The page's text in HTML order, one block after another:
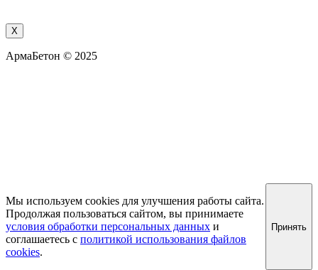
X
АрмаБетон © 2025
Мы используем cookies для улучшения работы сайта.
Продолжая пользоваться сайтом, вы принимаете
условия обработки персональных данных и
соглашаетесь с политикой использования файлов
cookies.
Принять